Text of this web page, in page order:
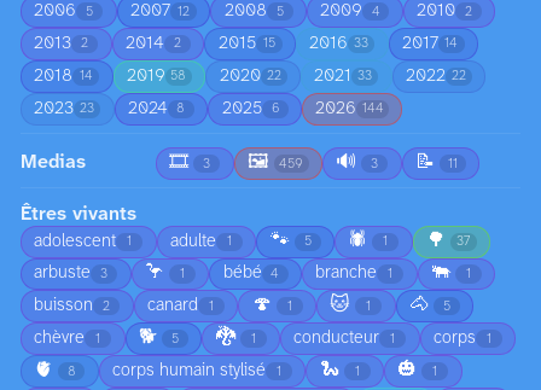
2006 5 2007 12 2008 5 2009 4 2010 2
2013 2 2014 2 2015 15 2016 33 2017 14
2018 14 2019 58 2020 22 2021 33 2022 22
2023 23 2024 8 2025 6 2026 144
Medias 🎞️ 3 🖼️ 459 🔊 3 📝 11
Êtres vivants
adolescent 1 adulte 1 🐾 5 🕷️ 1 🌳 37
arbuste 3 🦩 1 bébé 4 branche 1 🐃 1
buisson 2 canard 1 🍄 1 🐱 1 🐴 5
chèvre 1 🐕 5 🐉 1 conducteur 1 corps 1
🫀 8 corps humain stylisé 1 🐍 1 🎃 1